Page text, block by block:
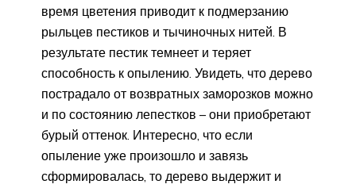
время цветения приводит к подмерзанию
рыльцев пестиков и тычиночных нитей. В
результате пестик темнеет и теряет
способность к опылению. Увидеть, что дерево
пострадало от возвратных заморозков можно
и по состоянию лепестков – они приобретают
бурый оттенок. Интересно, что если
опыление уже произошло и завязь
сформировалась, то дерево выдержит и